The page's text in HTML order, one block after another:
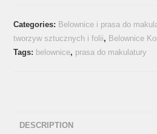
Categories: Belownice i prasa do
tworzyw sztucznych i folii, Belownice
Tags: belownice, prasa do makulatury
DESCRIPTION